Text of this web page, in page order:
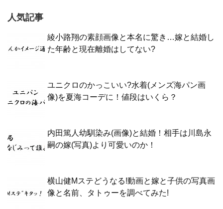
人気記事
綾小路翔の素顔画像と本名に驚き…嫁と結婚し
た年齢と現在離婚はしてない?
ユニクロのかっこいい?水着(メンズ海パン画
像)を夏海コーデに！値段はいくら？
内田篤人幼馴染み(画像)と結婚！相手は川島永
嗣の嫁(写真)より可愛いのか！
横山健Mステどうなる!動画と嫁と子供の写真画
像と名前、タトゥーを調べてみた!